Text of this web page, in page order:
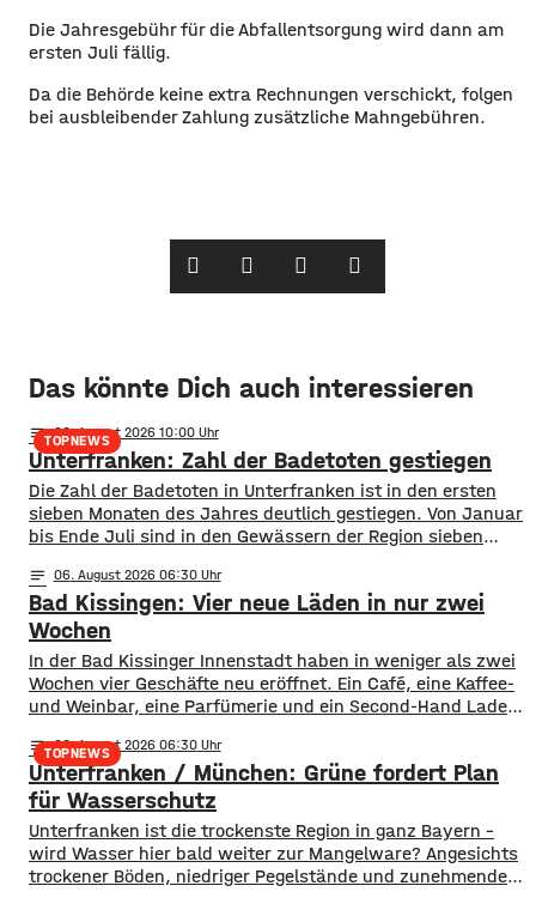
Die Jahresgebühr für die Abfallentsorgung wird dann am
ersten Juli fällig.
Da die Behörde keine extra Rechnungen verschickt, folgen
bei ausbleibender Zahlung zusätzliche Mahngebühren.
Das könnte Dich auch interessieren
TOPNEWS
notes 06. August 2026 10:00
Unterfranken: Zahl der Badetoten gestiegen
Die Zahl der Badetoten in Unterfranken ist in den ersten
sieben Monaten des Jahres deutlich gestiegen. Von Januar
bis Ende Juli sind in den Gewässern der Region sieben
waren es drei. Diese Zahlen teilte die DLRG mit. Auch
bayernweit ist die Zahl der Badetoten gestiegen. Während
im Freistaat die
notes 06. August 2026 06:30
Bad Kissingen: Vier neue Läden in nur zwei
Wochen
In der Bad Kissinger Innenstadt haben in weniger als zwei
Wochen vier Geschäfte neu eröffnet. Ein Café, eine Kaffee-
und Weinbar, eine Parfümerie und ein Second-Hand Laden
Kissingens Oberbürgermeister Dirk Vogel und der
Wirtschaftsförderer der Stadt Sebastian Bünner sehen
damit ihr Engagement und den aktuellen Kurs der
TOPNEWS
notes 06. August 2026 06:30
Unterfranken / München: Grüne fordert Plan
für Wasserschutz
​​Unterfranken ist die trockenste Region in ganz Bayern –
wird Wasser hier bald weiter zur Mangelware? Angesichts
trockener Böden, niedriger Pegelstände und zunehmender